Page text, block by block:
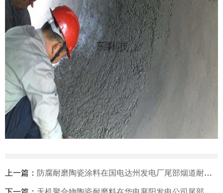
上一篇： 防腐耐磨陶瓷涂料在国电达州发电厂尾部烟道耐磨防腐工程上的应用案例